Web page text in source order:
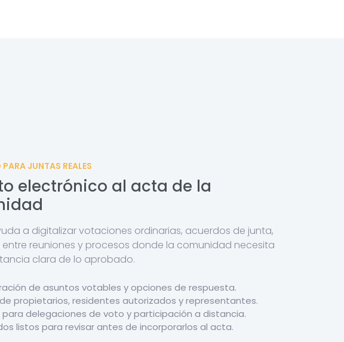
JUNTAS REALES
electrónico al acta de la
a digitalizar votaciones ordinarias, acuerdos de junta,
entre reuniones y procesos donde la comunidad necesita
clara de lo aprobado.
de asuntos votables y opciones de respuesta.
propietarios, residentes autorizados y representantes.
delegaciones de voto y participación a distancia.
listos para revisar antes de incorporarlos al acta.